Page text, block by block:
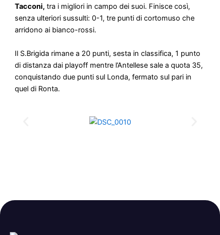
Tacconi, tra i migliori in campo dei suoi. Finisce così,
senza ulteriori sussulti: 0-1, tre punti di cortomuso che
arridono ai bianco-rossi.
Il S.Brigida rimane a 20 punti, sesta in classifica, 1 punto
di distanza dai playoff mentre l’Antellese sale a quota 35,
conquistando due punti sul Londa, fermato sul pari in
quel di Ronta.